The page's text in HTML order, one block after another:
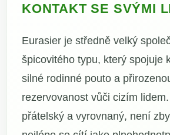
KONTAKT SE SVÝMI
Eurasier je středně velký
špicovitého typu, který spojuje
silné rodinné pouto a
rezervovanost vůči cizím
přátelský a vyrovnaný, není